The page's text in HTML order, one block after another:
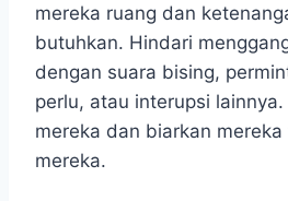
mereka ruang dan
butuhkan. Hindari
dengan suara bising,
perlu, atau interupsi
mereka dan biarkan
mereka.